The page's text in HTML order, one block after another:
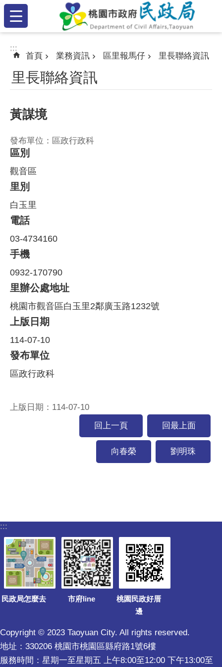
跳到主要內容區塊
:::
:::
:::
首頁 業務資訊 區里報馬仔 里長聯絡資訊
里長聯絡資訊
黃謀境
發布單位：區政行政科
區別
觀音區
里別
白玉里
電話
03-4734160
手機
0932-170790
里辦公處地址
桃園市觀音區白玉里2鄰廣玉路1232號
上版日期
114-07-10
發布單位
區政行政科
上版日期：114-07-10
回上一頁
回最上面
向春榮 劉明珠
:::
民政局怎麼去 市府line
桃園民政好厝
邊
Copyright © 2023 Taoyuan City. All rights reserved.
地址：330206 桃園市桃園區縣府路1號6樓
服務時間：星期一至星期五 上午8:00至12:00 下午13:00至